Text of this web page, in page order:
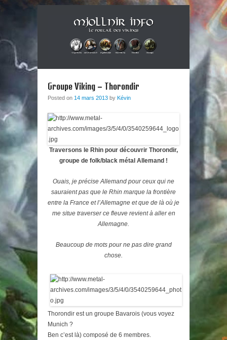
Mjollnir Info : le Portail des
Vikings !
Musique métal et culture scandinave, le tout dans un style
Berzerker ! Alors si vous vous sentez une âme de redresseur de
Thor aux cheveux longs et à la guitare électrique, ce blog est fait
pour vous !
Groupe Viking – Thorondir
Posted on 14 mars 2013 by Kévin
Traversons le Rhin pour découvrir Thorondir,
groupe de folk/black métal Allemand !
Ouais, je précise Allemand pour ceux qui ne
sauraient pas que le Rhin marque la frontière
entre la France et l’Allemagne et que de là où je
me situe traverser ce fleuve revient à aller en
Allemagne.
Beaucoup de mots pour ne pas dire grand
chose.
Thorondir est un groupe Bavarois (vous voyez
Munich ?
Ben c’est là) composé de 6 membres.